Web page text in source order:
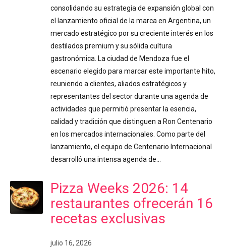
consolidando su estrategia de expansión global con
el lanzamiento oficial de la marca en Argentina, un
mercado estratégico por su creciente interés en los
destilados premium y su sólida cultura
gastronómica. La ciudad de Mendoza fue el
escenario elegido para marcar este importante hito,
reuniendo a clientes, aliados estratégicos y
representantes del sector durante una agenda de
actividades que permitió presentar la esencia,
calidad y tradición que distinguen a Ron Centenario
en los mercados internacionales. Como parte del
lanzamiento, el equipo de Centenario Internacional
desarrolló una intensa agenda de…
Pizza Weeks 2026: 14
restaurantes ofrecerán 16
recetas exclusivas
julio 16, 2026